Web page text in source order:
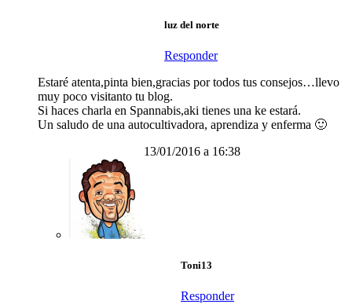
luz del norte
Responder
Estaré atenta,pinta bien,gracias por todos tus consejos…llevo
muy poco visitanto tu blog.
Si haces charla en Spannabis,aki tienes una ke estará.
Un saludo de una autocultivadora, aprendiza y enferma 🙂
13/01/2016 a 16:38
Toni13
Responder